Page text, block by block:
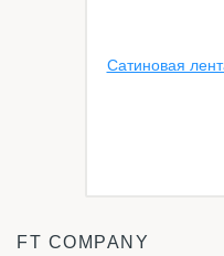
FT COMPANY